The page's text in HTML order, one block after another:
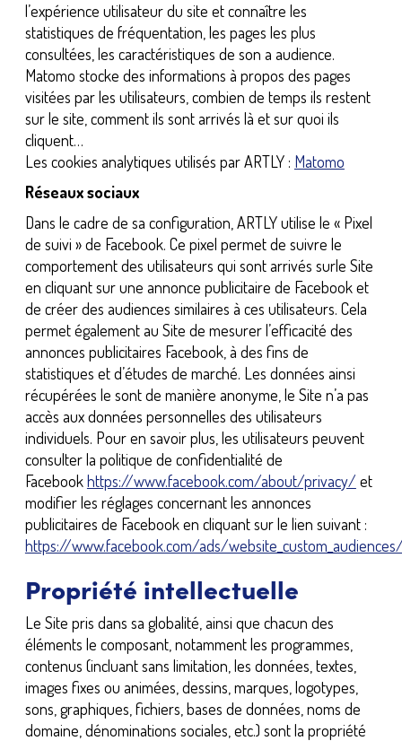
l’expérience utilisateur du site et connaître les
statistiques de fréquentation, les pages les plus
consultées, les caractéristiques de son a audience.
Matomo stocke des informations à propos des pages
visitées par les utilisateurs, combien de temps ils restent
sur le site, comment ils sont arrivés là et sur quoi ils
cliquent…
Les cookies analytiques utilisés par ARTLY : Matomo
Réseaux sociaux
Dans le cadre de sa configuration, ARTLY utilise le « Pixel
de suivi » de Facebook. Ce pixel permet de suivre le
comportement des utilisateurs qui sont arrivés surle Site
en cliquant sur une annonce publicitaire de Facebook et
de créer des audiences similaires à ces utilisateurs. Cela
permet également au Site de mesurer l’efficacité des
annonces publicitaires Facebook, à des fins de
statistiques et d’études de marché. Les données ainsi
récupérées le sont de manière anonyme, le Site n’a pas
accès aux données personnelles des utilisateurs
individuels. Pour en savoir plus, les utilisateurs peuvent
consulter la politique de confidentialité de
Facebookhttps://www.facebook.com/about/privacy/ et
modifier les réglages concernant les annonces
publicitaires de Facebook en cliquant sur le lien suivant :
https://www.facebook.com/ads/
Propriété intellectuelle
Le Site pris dans sa globalité, ainsi que chacun des
éléments le composant, notamment les programmes,
contenus (incluant sans limitation, les données, textes,
images fixes ou animées, dessins, marques, logotypes,
sons, graphiques, fichiers, bases de données, noms de
domaine, dénominations sociales, etc.) sont la propriété